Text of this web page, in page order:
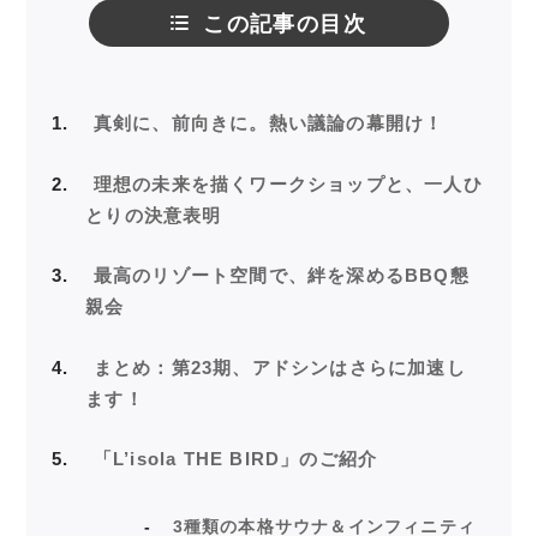
この記事の目次
1 真剣に、前向きに。熱い議論の幕開け！
2
理想の未来を描くワークショップと、一人ひ
とりの決意表明
3
最高のリゾート空間で、絆を深めるBBQ懇
親会
4
まとめ：第23期、アドシンはさらに加速し
ます！
5 「L’isola THE BIRD」のご紹介
3種類の本格サウナ＆インフィニティ